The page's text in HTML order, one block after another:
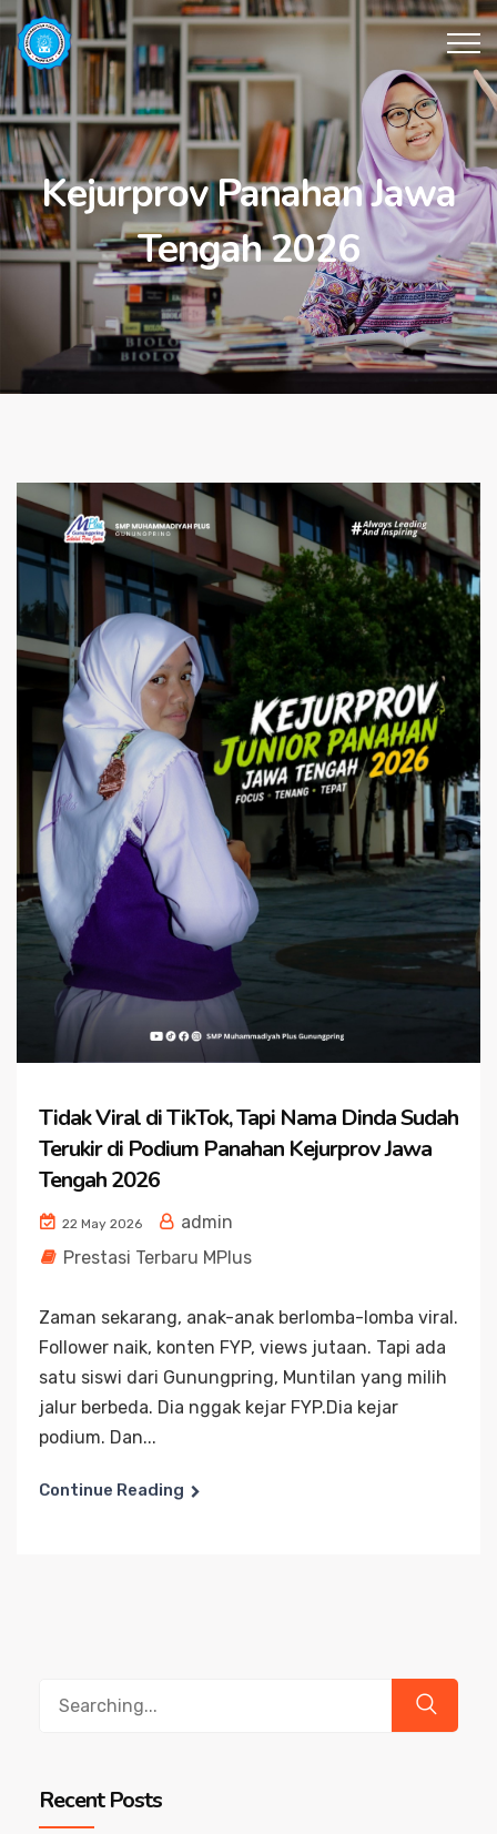
Kejurprov Panahan Jawa
Tengah 2026
Tidak Viral di TikTok, Tapi Nama Dinda Sudah
Terukir di Podium Panahan Kejurprov Jawa
Tengah 2026
22 May 2026
admin
Prestasi Terbaru MPlus
Zaman sekarang, anak-anak berlomba-lomba viral.
Follower naik, konten FYP, views jutaan. Tapi ada
satu siswi dari Gunungpring, Muntilan yang milih
jalur berbeda. Dia nggak kejar FYP.Dia kejar
podium. Dan...
Continue Reading
Recent Posts